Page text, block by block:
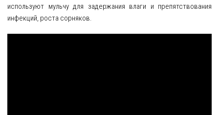
используют мульчу для задержания влаги и препятствования
инфекций, роста сорняков.